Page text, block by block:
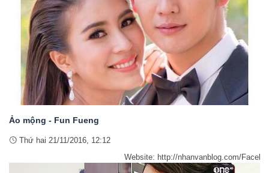
Ảo mộng - Fun Fueng
Thứ hai 21/11/2016, 12:12
Website: http://nhanvanblog.com/Facebook: http://